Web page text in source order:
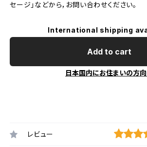
セージ」などから，お問い合わせください。
International shipping
Add to cart
日本国内にお住まいの方
レビュー